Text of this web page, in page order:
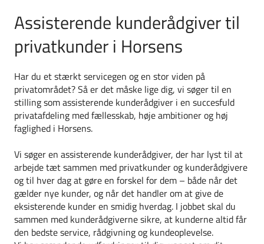
Assisterende kunderådgiver til
privatkunder i Horsens
Har du et stærkt servicegen og en stor viden på
privatområdet? Så er det måske lige dig, vi søger til en
stilling som assisterende kunderådgiver i en succesfuld
privatafdeling med fællesskab, høje ambitioner og høj
faglighed i Horsens.
Vi søger en assisterende kunderådgiver, der har lyst til at
arbejde tæt sammen med privatkunder og kunderådgivere
og til hver dag at gøre en forskel for dem – både når det
gælder nye kunder, og når det handler om at give de
eksisterende kunder en smidig hverdag. I jobbet skal du
sammen med kunderådgiverne sikre, at kunderne altid får
den bedste service, rådgivning og kundeoplevelse.